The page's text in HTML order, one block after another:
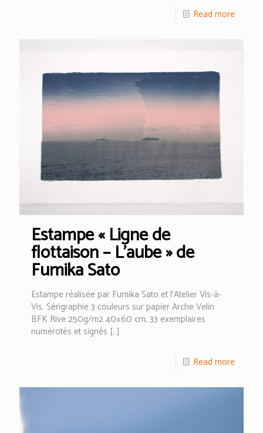
Read more
Estampe « Ligne de
flottaison – L’aube » de
Fumika Sato
Estampe réalisée par Fumika Sato et l’Atelier Vis-à-
Vis. Sérigraphie 3 couleurs sur papier Arche Velin
BFK Rive 250g/m2 40×60 cm, 33 exemplaires
numérotés et signés […]
Read more